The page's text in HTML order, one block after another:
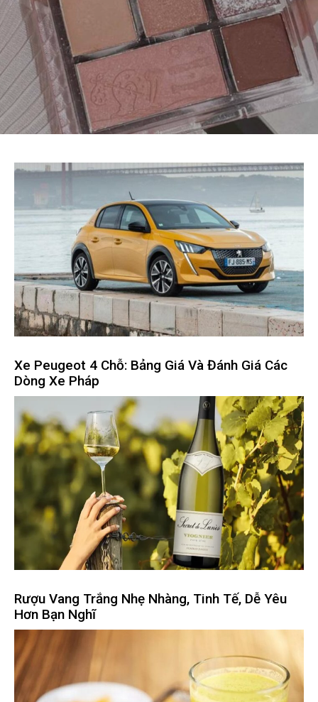
Xe Peugeot 4 Chỗ: Bảng Giá Và Đánh Giá Các
Dòng Xe Pháp
Rượu Vang Trắng Nhẹ Nhàng, Tinh Tế, Dễ Yêu
Hơn Bạn Nghĩ